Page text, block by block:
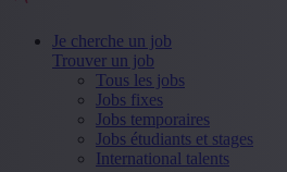
Je cherche un job
Trouver un job
Tous les jobs
Jobs fixes
Jobs temporaires
Jobs étudiants et stages
International talents